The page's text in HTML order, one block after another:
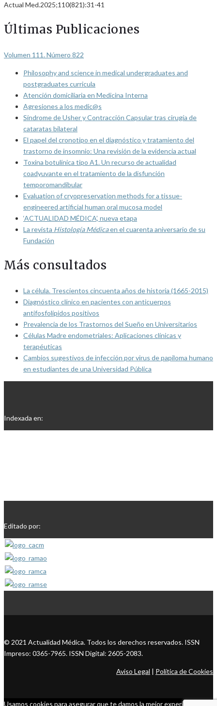
Actual Med.2025;110(821):31-41
Últimas Publicaciones
Volumen 111. Número 822
Philosophy and science in medical undergraduates and
postgraduates curricula
Atención domiciliaria en Medicina Interna
Agresiones a los medic@s
Síndrome de Usher y Contracción Capsular tras cirugía de
cataratas bilateral
El papel del cronotipo en el diagnóstico y tratamiento del
trastorno de insomnio: Una revisión de la evidencia actual
Toxina botulínica tipo A1. Un recurso de actualidad
coadyuvante en el tratamiento de la disfunción
temporomandibular
Evaluation of cryopreservation methods for a tissue-
engineered artificial human oral mucosa model
‘ACTUALIDAD MÉDICA’, nueva etapa
La revista Histología Médicaen el cuarenta aniversario de su
Fundación
Más consultados
La célula. Trescientos cincuenta años de historia (1665-2015)
Diagnóstico clínico en pacientes con anticuerpos
antifosfolípidos positivos
Prevalencia de los Trastornos del Sueño en Universitarios
Células Madre endometriales: Aplicaciones clínicas y
terapéuticas
Cambios sugestivos de infección por virus de papiloma humano
en estudiantes de una Universidad Pública
Indexada en:
Editado por:
© 2021 Actualidad Médica. Todos los derechos reservados. ISSN
Impreso: 0365-7965. ISSN Digital: 2605-2083.
Aviso Legal | Política de Cookies
Usamos cookies para asegurar que te damos la mejor experiencia en